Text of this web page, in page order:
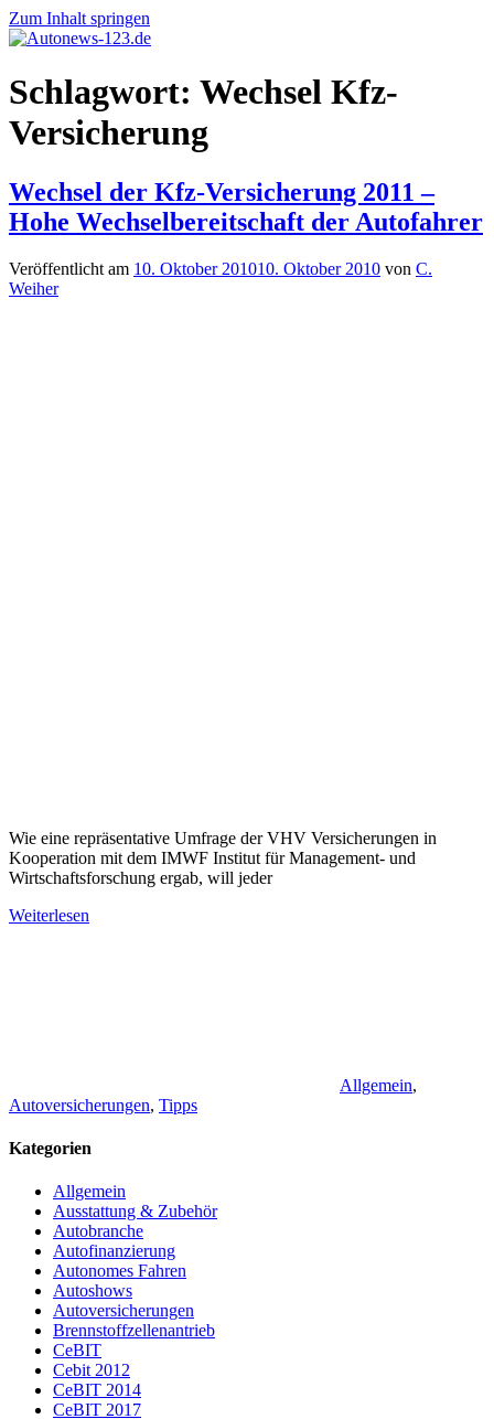
Zum Inhalt springen
Autonews-
123.de
Autonews
mit
Schlagwort: Wechsel Kfz-
Versicherung
Wechsel der Kfz-Versicherung 2011 –
Hohe Wechselbereitschaft der Autofahrer
Veröffentlicht am 10. Oktober 201010. Oktober 2010 von C.
Weiher
Wie eine repräsentative Umfrage der VHV Versicherungen in
Kooperation mit dem IMWF Institut für Management- und
Wirtschaftsforschung ergab, will jeder
Weiterlesen
Allgemein,
Autoversicherungen, Tipps
Kategorien
Allgemein
Ausstattung & Zubehör
Autobranche
Autofinanzierung
Autonomes Fahren
Autoshows
Autoversicherungen
Brennstoffzellenantrieb
CeBIT
Cebit 2012
CeBIT 2014
CeBIT 2017